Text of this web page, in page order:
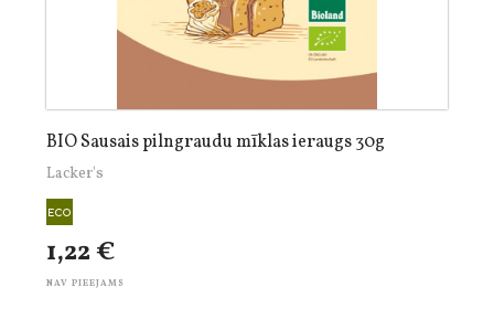
BIO Sausais pilngraudu mīklas ieraugs 30g
Lacker's
1,22 €
NAV PIEEJAMS